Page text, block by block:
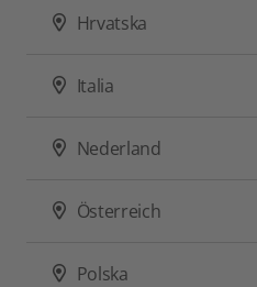
Hrvatska
Italia
Nederland
Österreich
Polska